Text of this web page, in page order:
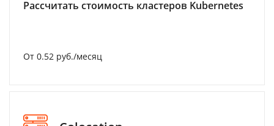
Рассчитать стоимость кластеров Kubernetes
От 0.52 руб./месяц